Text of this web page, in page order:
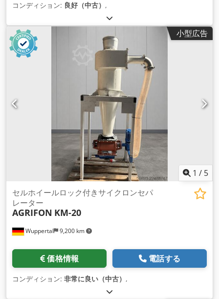
コンディション: 良好（中古） ,
小型広告
1 / 5
Wuppertal 9,200 km
セルホイールロック付きサイクロンセパ
レーター
AGRIFON KM-20
価格情報 電話する
コンディション: 非常に良い（中古） ,